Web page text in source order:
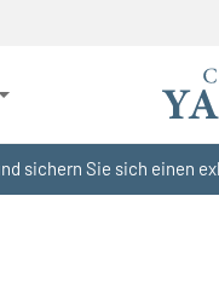
sichern Sie sich einen